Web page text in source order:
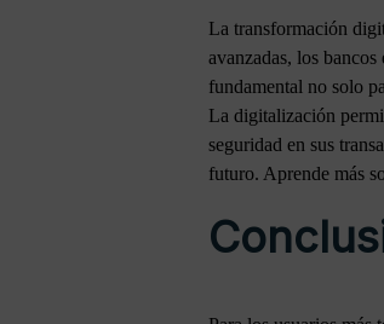
La transformación
avanzadas, los
fundamental no solo
La digitalización
seguridad en sus
futuro. Aprende más